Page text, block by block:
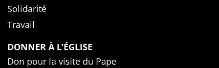
Solidarité
Travail
DONNER À L’ÉGLISE
Don pour la visite du Pape